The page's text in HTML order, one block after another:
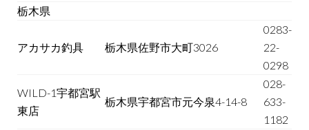
栃木県
アカサカ釣具 栃木県佐野市大町3026
0283-
22-
0298
WILD-1宇都宮駅
東店
栃木県宇都宮市元今泉4-14-8
028-
633-
1182